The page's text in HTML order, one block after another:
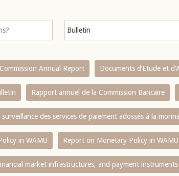
Annual Report Documents d’Etude et
Rapport annuel de la Commission Bancaire
des services de paiement adossés à la
in WAMU Report on Monetary Policy in WAMU
market infrastructures, and payment